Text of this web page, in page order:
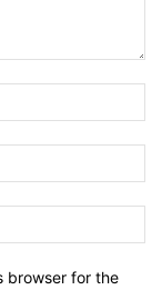
browser for the